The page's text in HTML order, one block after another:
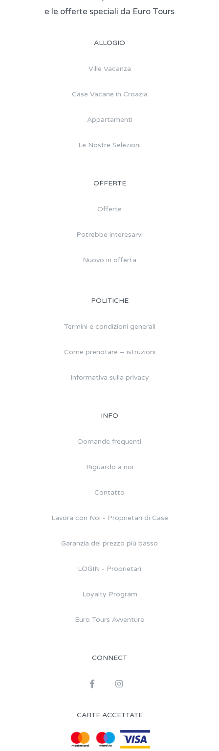
e le offerte speciali da Euro Tours
ALLOGIO
Ville Vacanza
Case Vacane in Croazia
Appartamenti
Le Nostre Selezioni
OFFERTE
Offerte
Potrebbe interesarvi
Nuovo in offerta
POLITICHE
Termini e condizioni generali
Come prenotare – istruzioni
Informativa sulla privacy
INFO
Domande frequenti
Riguardo a noi
Contatto
Lavora con Noi - Proprietari di Case
Garanzia del prezzo più basso
LOGIN - Proprietari
Loyalty Program
Euro Tours Avventure
CONNECT
CARTE ACCETTATE